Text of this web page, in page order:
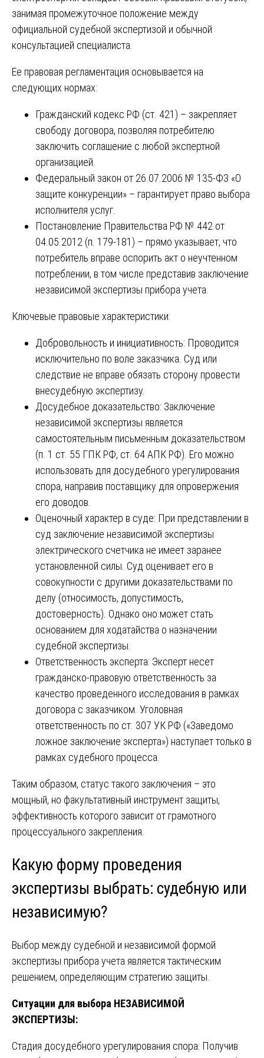
занимая промежуточное положение между
официальной судебной экспертизой и обычной
консультацией специалиста.
Ее правовая регламентация основывается на
следующих нормах:
Гражданский кодекс РФ (ст. 421) – закрепляет
свободу договора, позволяя потребителю
заключить соглашение с любой экспертной
организацией.
Федеральный закон от 26.07.2006 № 135-ФЗ «О
защите конкуренции» – гарантирует право выбора
исполнителя услуг.
Постановление Правительства РФ № 442 от
04.05.2012 (п. 179-181) – прямо указывает, что
потребитель вправе оспорить акт о неучтенном
потреблении, в том числе представив заключение
независимой экспертизы прибора учета.
Ключевые правовые характеристики:
Добровольность и инициативность: Проводится
исключительно по воле заказчика. Суд или
следствие не вправе обязать сторону провести
внесудебную экспертизу.
Досудебное доказательство: Заключение
независимой экспертизы является
самостоятельным письменным доказательством
(п. 1 ст. 55 ГПК РФ, ст. 64 АПК РФ). Его можно
использовать для досудебного урегулирования
спора, направив поставщику для опровержения
его доводов.
Оценочный характер в суде: При представлении в
суд заключение независимой экспертизы
электрического счетчика не имеет заранее
установленной силы. Суд оценивает его в
совокупности с другими доказательствами по
делу (относимость, допустимость,
достоверность). Однако оно может стать
основанием для ходатайства о назначении
судебной экспертизы.
Ответственность эксперта: Эксперт несет
гражданско-правовую ответственность за
качество проведенного исследования в рамках
договора с заказчиком. Уголовная
ответственность по ст. 307 УК РФ («Заведомо
ложное заключение эксперта») наступает только в
рамках судебного процесса.
Таким образом, статус такого заключения – это
мощный, но факультативный инструмент защиты,
эффективность которого зависит от грамотного
процессуального закрепления.
Какую форму проведения
экспертизы выбрать: судебную или
независимую?
Выбор между судебной и независимой формой
экспертизы прибора учета является тактическим
решением, определяющим стратегию защиты.
Ситуации для выбора НЕЗАВИСИМОЙ
ЭКСПЕРТИЗЫ:
Стадия досудебного урегулирования спора: Получив